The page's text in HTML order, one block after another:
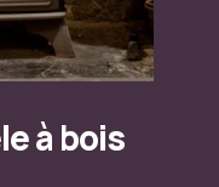
à bois